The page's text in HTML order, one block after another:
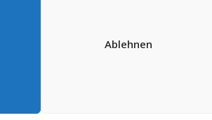
Ablehnen